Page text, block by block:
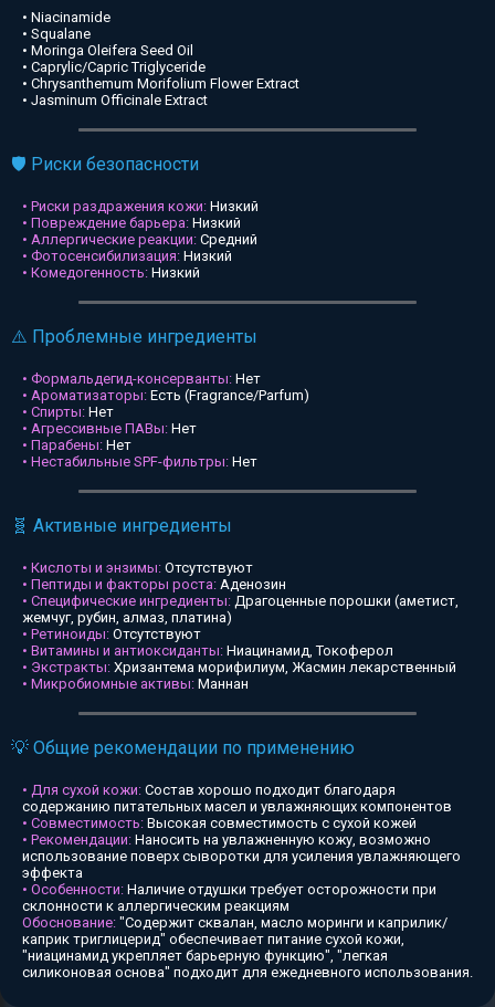
• Niacinamide
• Squalane
• Moringa Oleifera Seed Oil
• Caprylic/Capric Triglyceride
• Chrysanthemum Morifolium Flower Extract
• Jasminum Officinale Extract
🛡️ Риски безопасности
• Риски раздражения кожи: Низкий
• Повреждение барьера: Низкий
• Аллергические реакции: Средний
• Фотосенсибилизация: Низкий
• Комедогенность: Низкий
⚠️ Проблемные ингредиенты
• Формальдегид-консерванты: Нет
• Ароматизаторы: Есть (Fragrance/Parfum)
• Спирты: Нет
• Агрессивные ПАВы: Нет
• Парабены: Нет
• Нестабильные SPF-фильтры: Нет
🧬 Активные ингредиенты
• Кислоты и энзимы: Отсутствуют
• Пептиды и факторы роста: Аденозин
• Специфические ингредиенты: Драгоценные порошки (аметист,
жемчуг, рубин, алмаз, платина)
• Ретиноиды: Отсутствуют
• Витамины и антиоксиданты: Ниацинамид, Токоферол
• Экстракты: Хризантема морифилиум, Жасмин лекарственный
• Микробиомные активы: Маннан
💡 Общие рекомендации по применению
• Для сухой кожи: Состав хорошо подходит благодаря
содержанию питательных масел и увлажняющих компонентов
• Совместимость: Высокая совместимость с сухой кожей
• Рекомендации: Наносить на увлажненную кожу, возможно
использование поверх сыворотки для усиления увлажняющего
эффекта
• Особенности: Наличие отдушки требует осторожности при
склонности к аллергическим реакциям
Обоснование: "Содержит сквалан, масло моринги и каприлик/
каприк триглицерид" обеспечивает питание сухой кожи,
"ниацинамид укрепляет барьерную функцию", "легкая
силиконовая основа" подходит для ежедневного использования.